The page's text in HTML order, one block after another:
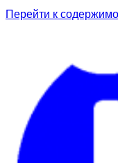
Перейти к